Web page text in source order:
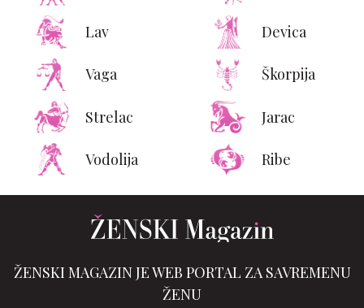
Lav Devica
Vaga Škorpija
Strelac Jarac
Vodolija Ribe
ŽENSKI MAGAZIN JE WEB PORTAL ZA SAVREMENU
ŽENU